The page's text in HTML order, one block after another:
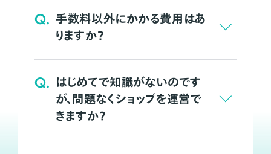
Q. 手数料以外にかかる費用はあ
りますか？
Q. はじめてで知識がないのです
が、問題なくショップを運営で
きますか？